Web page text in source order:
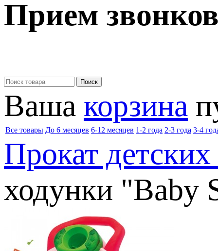
Прием
Ваша корзина
Все товары До 6 месяцев 6-12 месяцев 1-2 года 2-3 года 3-4
Прокат детских
ходунки "Baby